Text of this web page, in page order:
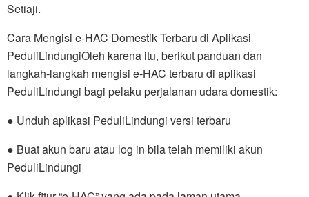
Setiaji.
Cara Mengisi e-HAC Domestik Terbaru di Aplikasi
PeduliLindungiOleh karena itu, berikut panduan dan
langkah-langkah mengisi e-HAC terbaru di aplikasi
PeduliLindungi bagi pelaku perjalanan udara domestik:
● Unduh aplikasi PeduliLindungi versi terbaru
● Buat akun baru atau log in bila telah memiliki akun
PeduliLindungi